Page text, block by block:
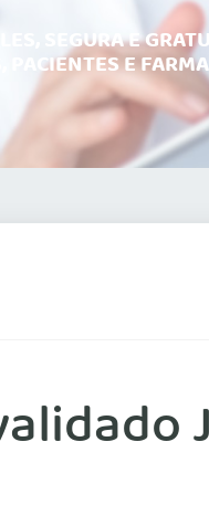
SEGURA E
PACIENTES E